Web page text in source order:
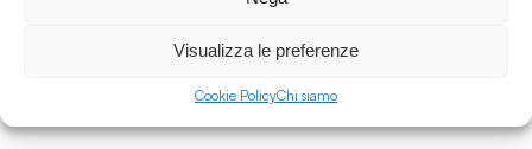
Visualizza le preferenze
Cookie PolicyChi siamo
Dream pop / New wave